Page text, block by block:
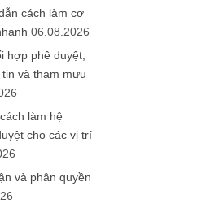
cách làm cơ
06.08.2026
hợp phê duyệt,
và tham mưu
làm hệ
cho các vị trí
và phân quyền